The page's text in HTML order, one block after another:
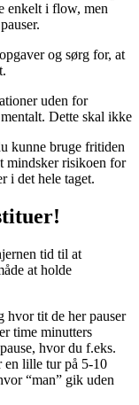
enkelt i flow, men
og sørg for, at
uden for
Dette skal ikke
kunne bruge fritiden
mindsker risikoen for
i det hele taget.
tid til at
at holde
hvor tit de her pauser
time minutters
hvor du f.eks.
en lille tur på 5-10
“man” gik uden